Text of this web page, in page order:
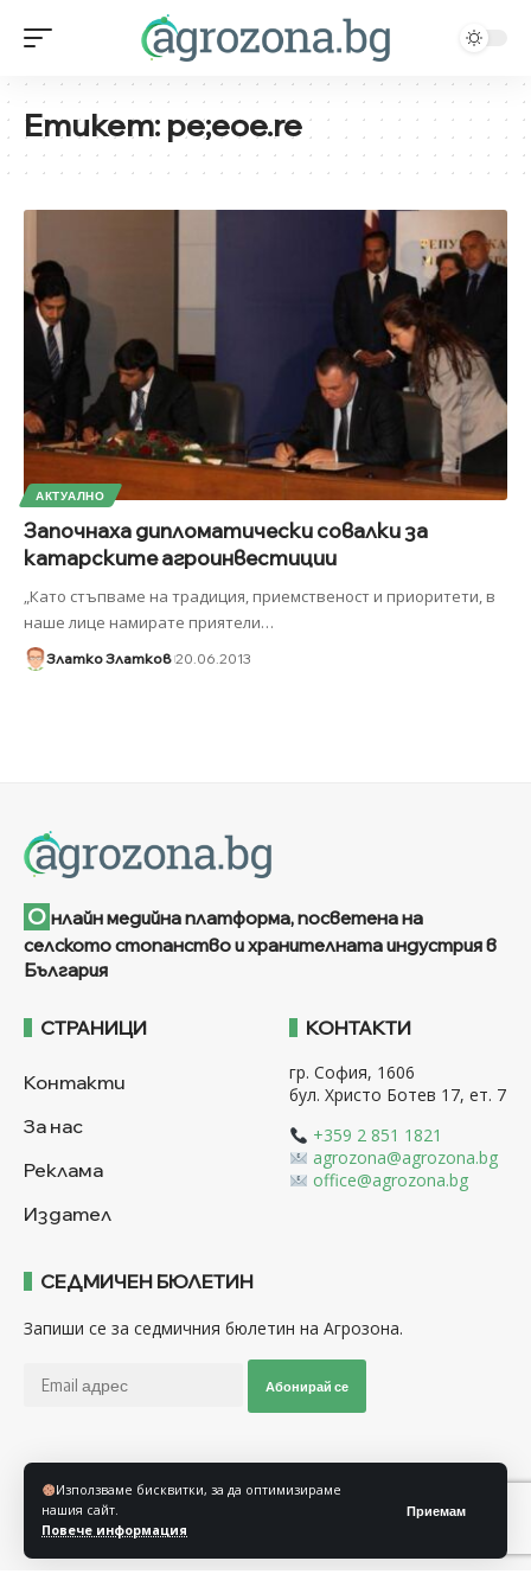
Използваме бисквитки, за да оптимизираме
нашия сайт.
Повече информация
Приемам
Етикет:pe;eoe.re
АКТУАЛНО
Започнаха дипломатически совалки за
катарските агроинвестиции
„Като стъпваме на традиция, приемственост и приоритети, в
наше лице намирате приятели…
Златко Златков 20.06.2013
О нлайн медийна платформа, посветена на
селското стопанство и хранителната индустрия в
България
СТРАНИЦИ
Контакти
За нас
Реклама
Издател
КОНТАКТИ
гр. София, 1606
бул. Христо Ботев 17, ет. 7
+359 2 851 1821
agrozona@agrozona.bg
office@agrozona.bg
СЕДМИЧЕН БЮЛЕТИН
Запиши се за седмичния бюлетин на Агрозона.
Абонирай се
Последвайте ни